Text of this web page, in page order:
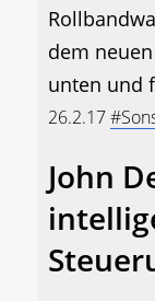
dem
unten und
26.2.17
John